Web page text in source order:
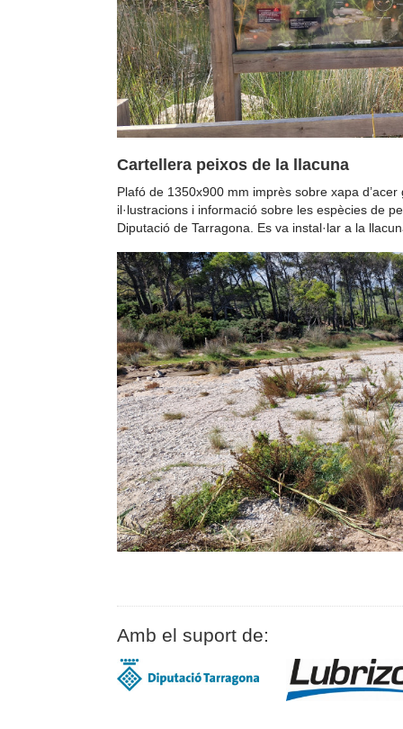
Cartellera peixos de la llacuna
Plafó de 1350x900 mm imprès sobre xapa
il·lustracions i informació sobre les espècies de
Diputació de Tarragona. Es va instal·lar a la
Amb el suport de: